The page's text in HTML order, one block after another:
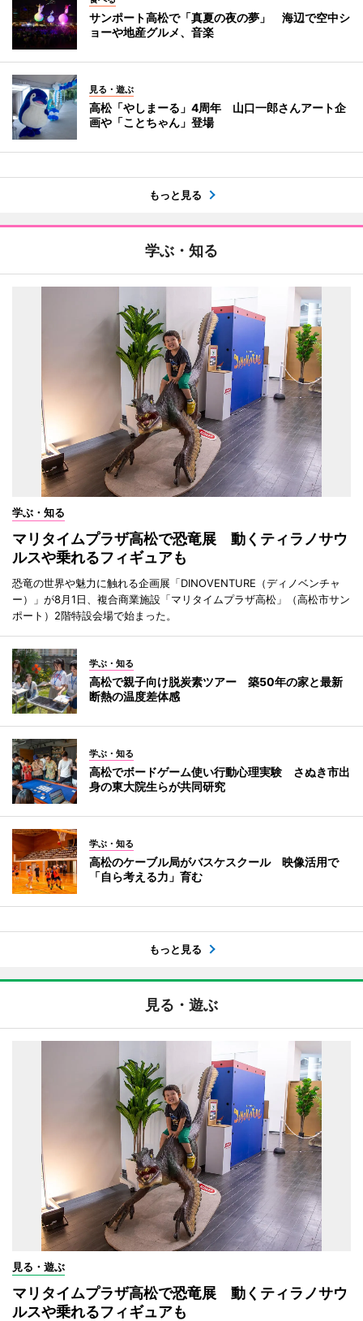
サンポート高松で「真夏の夜の夢」 海辺で空中シ
ョーや地産グルメ、音楽
見る・遊ぶ
高松「やしまーる」4周年 山口一郎さんアート企
画や「ことちゃん」登場
もっと見る
学ぶ・知る
学ぶ・知る
マリタイムプラザ高松で恐竜展 動くティラノサウ
ルスや乗れるフィギュアも
恐竜の世界や魅力に触れる企画展「DINOVENTURE（ディノベンチャ
ー）」が8月1日、複合商業施設「マリタイムプラザ高松」（高松市サン
ポート）2階特設会場で始まった。
学ぶ・知る
高松で親子向け脱炭素ツアー 築50年の家と最新
断熱の温度差体感
学ぶ・知る
高松でボードゲーム使い行動心理実験 さぬき市出
身の東大院生らが共同研究
学ぶ・知る
高松のケーブル局がバスケスクール 映像活用で
「自ら考える力」育む
もっと見る
見る・遊ぶ
見る・遊ぶ
マリタイムプラザ高松で恐竜展 動くティラノサウ
ルスや乗れるフィギュアも